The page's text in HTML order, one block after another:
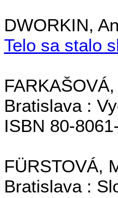
DWORKIN,
Telo sa stalo
Bratislava :
ISBN 80-
FÜRSTOVÁ,
Bratislava :